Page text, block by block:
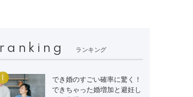
ranking ランキング
でき婚のすごい確率に驚く！
できちゃった婚増加と避妊し